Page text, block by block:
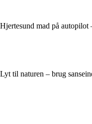
Hjertesund mad på
Lyt til naturen – brug